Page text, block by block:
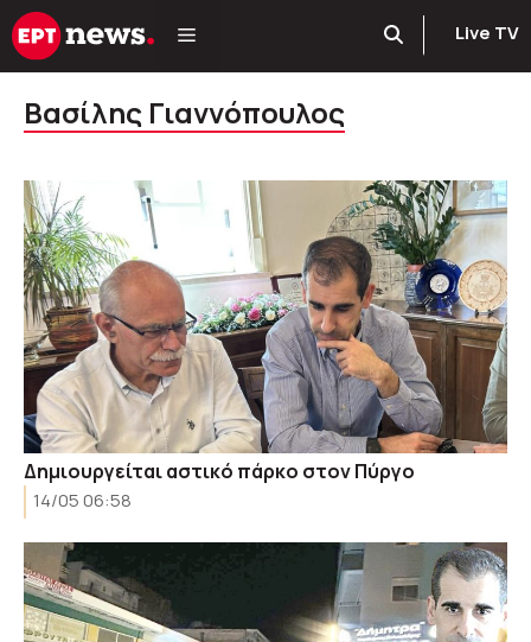
Μετάβαση
σε
Live TV
Βασίλης Γιαννόπουλος
Δημιουργείται αστικό πάρκο στον Πύργο
14/05 06:58